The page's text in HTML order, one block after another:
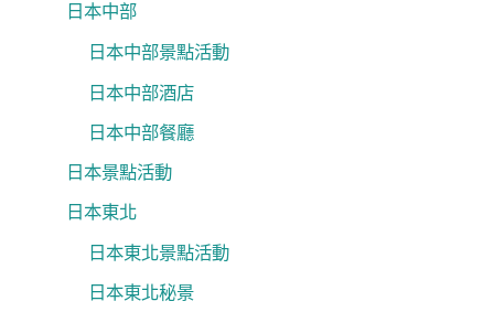
日本中部
日本中部景點活動
日本中部酒店
日本中部餐廳
日本景點活動
日本東北
日本東北景點活動
日本東北秘景